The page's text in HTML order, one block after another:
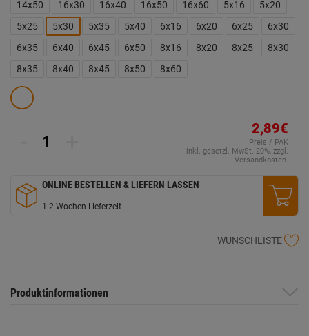
14x50
16x30 16x40 16x50 16x60 5x16
5x20
5x25
5x30 5x35 5x40 6x16 6x20 6x25
6x30
6x35
6x40 6x45 6x50 8x16 8x20 8x25
8x30
8x35
8x40 8x45 8x50 8x60
2,89€
Preis / PAK
inkl. gesetzl. MwSt. 20%, zzgl.
Versandkosten.
ONLINE BESTELLEN & LIEFERN LASSEN
1-2 Wochen Lieferzeit
WUNSCHLISTE
Produktinformationen